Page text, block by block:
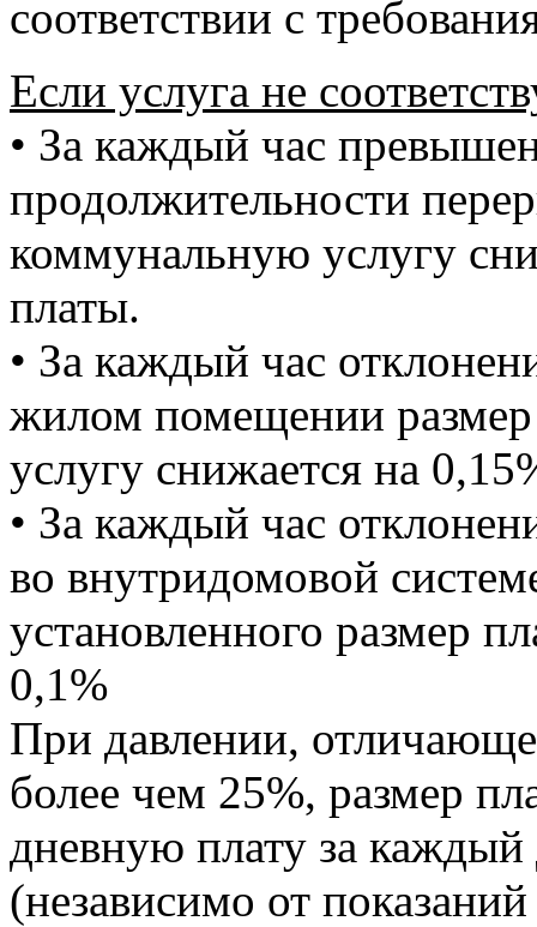
соответствии с
Если услуга не
• За каждый час
продолжительности
коммунальную услугу
платы.
• За каждый час
жилом помещении
услугу снижается на
• За каждый час
во внутридомовой
установленного размер
0,1%
При давлении,
более чем 25%, размер
дневную плату за каждый
(независимо от